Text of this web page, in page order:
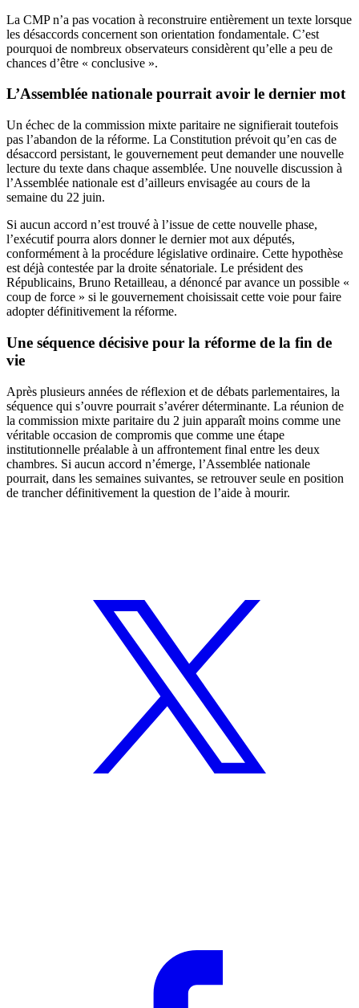
La CMP n’a pas vocation à reconstruire entièrement un texte lorsque
les désaccords concernent son orientation fondamentale. C’est
pourquoi de nombreux observateurs considèrent qu’elle a peu de
chances d’être « conclusive ».
L’Assemblée nationale pourrait avoir le dernier mot
Un échec de la commission mixte paritaire ne signifierait toutefois
pas l’abandon de la réforme. La Constitution prévoit qu’en cas de
désaccord persistant, le gouvernement peut demander une nouvelle
lecture du texte dans chaque assemblée. Une nouvelle discussion à
l’Assemblée nationale est d’ailleurs envisagée au cours de la
semaine du 22 juin.
Si aucun accord n’est trouvé à l’issue de cette nouvelle phase,
l’exécutif pourra alors donner le dernier mot aux députés,
conformément à la procédure législative ordinaire. Cette hypothèse
est déjà contestée par la droite sénatoriale. Le président des
Républicains, Bruno Retailleau, a dénoncé par avance un possible «
coup de force » si le gouvernement choisissait cette voie pour faire
adopter définitivement la réforme.
Une séquence décisive pour la réforme de la fin de
vie
Après plusieurs années de réflexion et de débats parlementaires, la
séquence qui s’ouvre pourrait s’avérer déterminante. La réunion de
la commission mixte paritaire du 2 juin apparaît moins comme une
véritable occasion de compromis que comme une étape
institutionnelle préalable à un affrontement final entre les deux
chambres. Si aucun accord n’émerge, l’Assemblée nationale
pourrait, dans les semaines suivantes, se retrouver seule en position
de trancher définitivement la question de l’aide à mourir.